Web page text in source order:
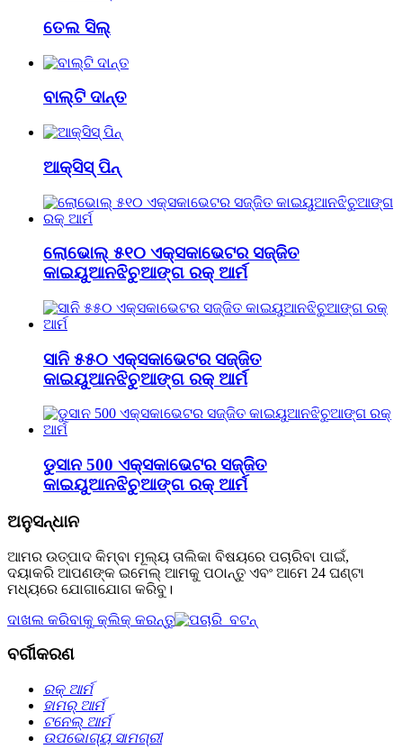
ତେଲ ସିଲ୍
ବାଲ୍ଟି ଦାନ୍ତ
ଆକ୍ସିସ୍ ପିନ୍
ଲୋଭୋଲ୍ ୫୧୦ ଏକ୍ସକାଭେଟର ସଜ୍ଜିତ
କାଇୟୁଆନଝିଚୁଆଙ୍ଗ ରକ୍ ଆର୍ମ
ସାନି ୫୫୦ ଏକ୍ସକାଭେଟର ସଜ୍ଜିତ
କାଇୟୁଆନଝିଚୁଆଙ୍ଗ ରକ୍ ଆର୍ମ
ଡୁସାନ 500 ଏକ୍ସକାଭେଟର ସଜ୍ଜିତ
କାଇୟୁଆନଝିଚୁଆଙ୍ଗ ରକ୍ ଆର୍ମ
ଅନୁସନ୍ଧାନ
ଆମର ଉତ୍ପାଦ କିମ୍ବା ମୂଲ୍ୟ ତାଲିକା ବିଷୟରେ ପଚାରିବା ପାଇଁ,
ଦୟାକରି ଆପଣଙ୍କ ଇମେଲ୍ ଆମକୁ ପଠାନ୍ତୁ ଏବଂ ଆମେ 24 ଘଣ୍ଟା
ମଧ୍ୟରେ ଯୋଗାଯୋଗ କରିବୁ।
ଦାଖଲ କରିବାକୁ କ୍ଲିକ୍ କରନ୍ତୁ
ବର୍ଗୀକରଣ
ରକ୍ ଆର୍ମ
ହାମର୍ ଆର୍ମ
ଟନେଲ୍‌ ଆର୍ମ
ଉପଭୋଗ୍ୟ ସାମଗ୍ରୀ